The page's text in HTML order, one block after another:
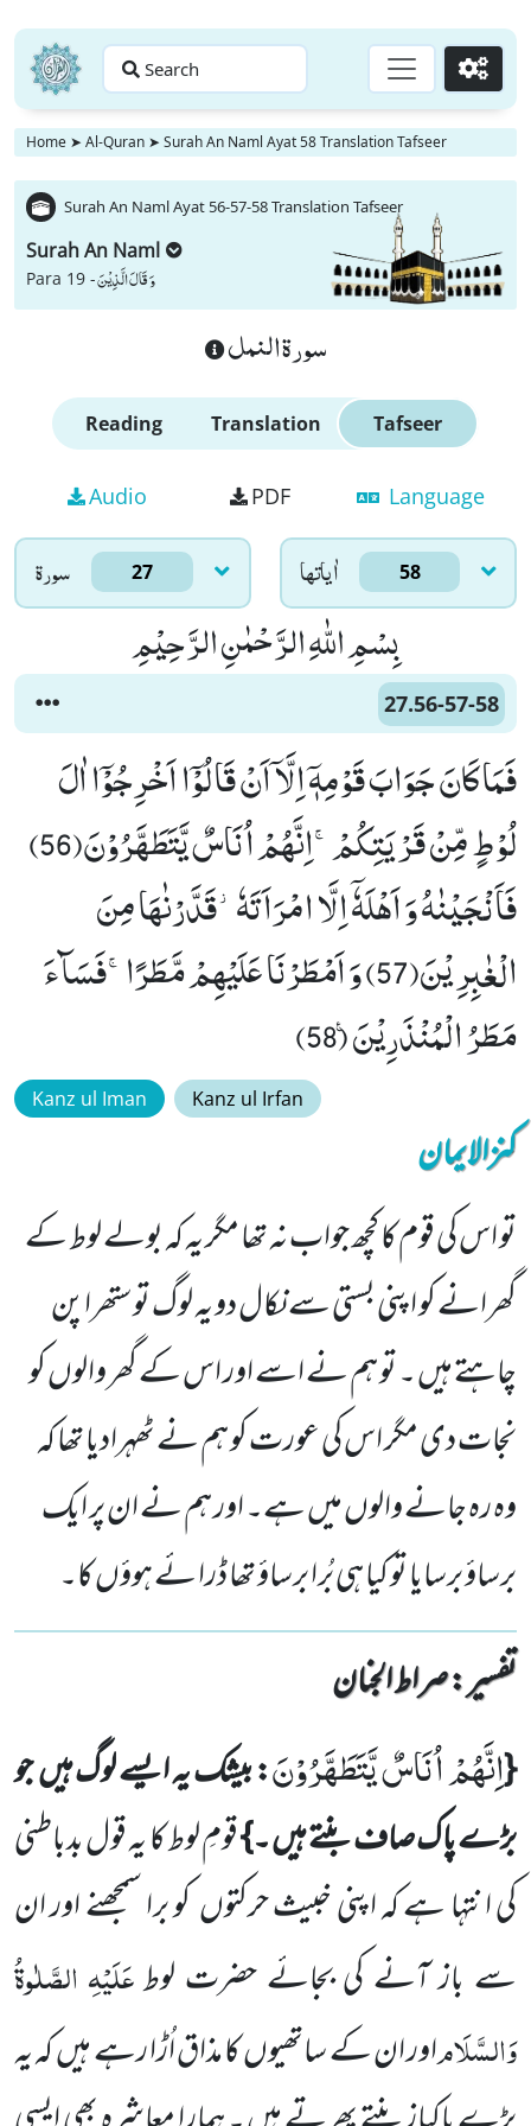
Search Go
Home ➤ Al-Quran ➤ Surah An Naml Ayat 58 Translation Tafseer
Surah An Naml Ayat 56-57-58 Translation Tafseer
Surah An Naml
Para 19 -وَ قَالَ الَّذِیْنَ
سورة النمل
Reading Translation Tafseer
Audio PDF Language
سورۃ 27 اٰياتها 58
بِسْمِ اللّٰهِ الرَّحْمٰنِ الرَّحِیْمِ
27.56-57-58
فَمَا كَانَ جَوَابَ قَوْمِهٖۤ اِلَّاۤ اَنْ قَالُوْۤا اَخْرِجُوْۤا اٰلَ
لُوْطٍ مِّنْ قَرْیَتِكُمْۚ-اِنَّهُمْ اُنَاسٌ یَّتَطَهَّرُوْنَ(56)
فَاَنْجَیْنٰهُ وَ اَهْلَهٗۤ اِلَّا امْرَاَتَهٗ٘-قَدَّرْنٰهَا مِنَ
الْغٰبِرِیْنَ(57) وَ اَمْطَرْنَا عَلَیْهِمْ مَّطَرًاۚ-فَسَآءَ
مَطَرُ الْمُنْذَرِیْنَ۠ (58)
Kanz ul Iman Kanz ul Irfan
کنزالایمان
تو اس کی قوم کا کچھ جواب نہ تھا مگر یہ کہ بولے لوط کے
گھرانے کو اپنی بستی سے نکال دو یہ لوگ تو ستھراپن
چاہتے ہیں ۔ تو ہم نے اسے اور اس کے گھر والوں کو
نجات دی مگر اس کی عورت کو ہم نے ٹھہرادیا تھا کہ
وہ رہ جانے والوں میں ہے۔ اور ہم نے ان پر ایک
برساؤ برسایا تو کیا ہی بُرا برساؤ تھا ڈرا ئے ہوؤں کا۔
تفسیر : ‎صراط الجنان
{اِنَّهُمْ اُنَاسٌ یَّتَطَهَّرُوْنَ: بیشک یہ ایسے لوگ ہیں جو
بڑے پاک صاف بنتے ہیں ۔}قومِ لوط کا یہ قول بدباطنی
کی انتہا ہے کہ اپنی خبیث حرکتوں کو برا سمجھنے اور ان
سے باز آنے کی بجائے حضرت لوطعَلَیْہِ الصَّلٰوۃُ
وَالسَّلَاماور ان کے ساتھیوں کا مذاق اُڑا رہے ہیں کہ یہ